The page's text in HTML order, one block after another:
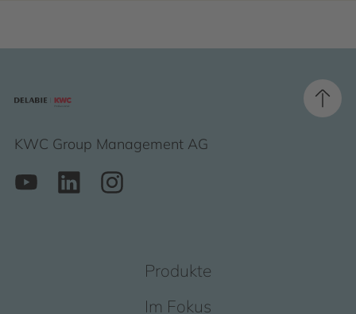
KWC Group Management AG
Produkte
Im Fokus